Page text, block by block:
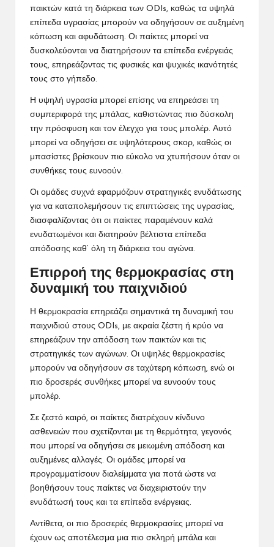
παικτών κατά τη διάρκεια των ODIs, καθώς τα υψηλά
επίπεδα υγρασίας μπορούν να οδηγήσουν σε αυξημένη
κόπωση και αφυδάτωση. Οι παίκτες μπορεί να
δυσκολεύονται να διατηρήσουν τα επίπεδα ενέργειάς
τους, επηρεάζοντας τις φυσικές και ψυχικές ικανότητές
τους στο γήπεδο.
Η υψηλή υγρασία μπορεί επίσης να επηρεάσει τη
συμπεριφορά της μπάλας, καθιστώντας πιο δύσκολη
την πρόσφυση και τον έλεγχο για τους μπολέρ. Αυτό
μπορεί να οδηγήσει σε υψηλότερους σκορ, καθώς οι
μπασίστες βρίσκουν πιο εύκολο να χτυπήσουν όταν οι
συνθήκες τους ευνοούν.
Οι ομάδες συχνά εφαρμόζουν στρατηγικές ενυδάτωσης
για να καταπολεμήσουν τις επιπτώσεις της υγρασίας,
διασφαλίζοντας ότι οι παίκτες παραμένουν καλά
ενυδατωμένοι και διατηρούν βέλτιστα επίπεδα
απόδοσης καθ’ όλη τη διάρκεια του αγώνα.
Επιρροή της θερμοκρασίας στη
δυναμική του παιχνιδιού
Η θερμοκρασία επηρεάζει σημαντικά τη δυναμική του
παιχνιδιού στους ODIs, με ακραία ζέστη ή κρύο να
επηρεάζουν την απόδοση των παικτών και τις
στρατηγικές των αγώνων. Οι υψηλές θερμοκρασίες
μπορούν να οδηγήσουν σε ταχύτερη κόπωση, ενώ οι
πιο δροσερές συνθήκες μπορεί να ευνοούν τους
μπολέρ.
Σε ζεστό καιρό, οι παίκτες διατρέχουν κίνδυνο
ασθενειών που σχετίζονται με τη θερμότητα, γεγονός
που μπορεί να οδηγήσει σε μειωμένη απόδοση και
αυξημένες αλλαγές. Οι ομάδες μπορεί να
προγραμματίσουν διαλείμματα για ποτά ώστε να
βοηθήσουν τους παίκτες να διαχειριστούν την
ενυδάτωσή τους και τα επίπεδα ενέργειας.
Αντίθετα, οι πιο δροσερές θερμοκρασίες μπορεί να
έχουν ως αποτέλεσμα μια πιο σκληρή μπάλα και